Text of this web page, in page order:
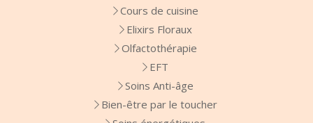
Cours de cuisine
Elixirs Floraux
Olfactothérapie
EFT
Soins Anti-âge
Bien-être par le toucher